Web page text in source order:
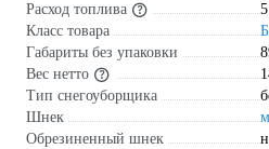
Расход топлива
Класс товара
Габариты без упаковки
Вес нетто
Тип снегоуборщика
Шнек
Обрезиненный шнек